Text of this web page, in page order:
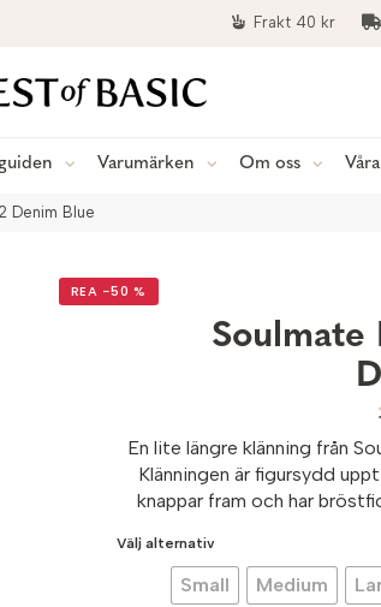
Frakt 40 kr
Varumärken Om oss
Denim Blue
REA −50 %
Soulmate
En lite längre klänning från
Klänningen är figursydd
knappar fram och har
Välj alternativ
Small Medium